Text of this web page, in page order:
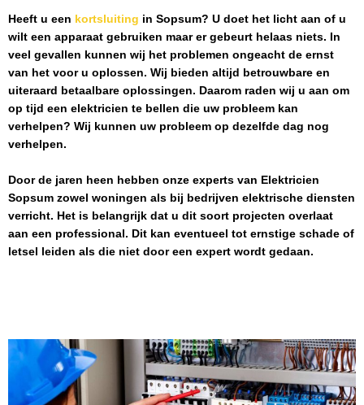
Heeft u een kortsluiting in Sopsum? U doet het licht aan of u
wilt een apparaat gebruiken maar er gebeurt helaas niets. In
veel gevallen kunnen wij het problemen ongeacht de ernst
van het voor u oplossen. Wij bieden altijd betrouwbare en
uiteraard betaalbare oplossingen. Daarom raden wij u aan om
op tijd een elektricien te bellen die uw probleem kan
verhelpen? Wij kunnen uw probleem op dezelfde dag nog
verhelpen.
Door de jaren heen hebben onze experts van Elektricien
Sopsum zowel woningen als bij bedrijven elektrische diensten
verricht. Het is belangrijk dat u dit soort projecten overlaat
aan een professional. Dit kan eventueel tot ernstige schade of
letsel leiden als die niet door een expert wordt gedaan.